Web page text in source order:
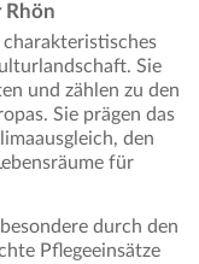
Rhön
Sie
und zählen zu den
Sie prägen das
den
für
durch den
Pflegeeinsätze